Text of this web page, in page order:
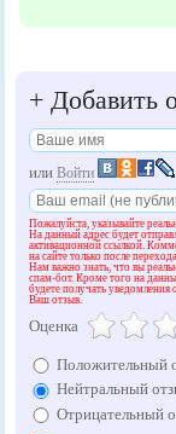
+ Добавить
илиВойти
Пожалуйста, указывайте
На данный адрес будет
активационной ссылкой.
на сайте только после
Нам важно знать, что вы
спам-бот. Кроме того на
будете получать уведомления
Ваш отзыв.
Оценка
Положительный
Нейтральный
Отрицательный